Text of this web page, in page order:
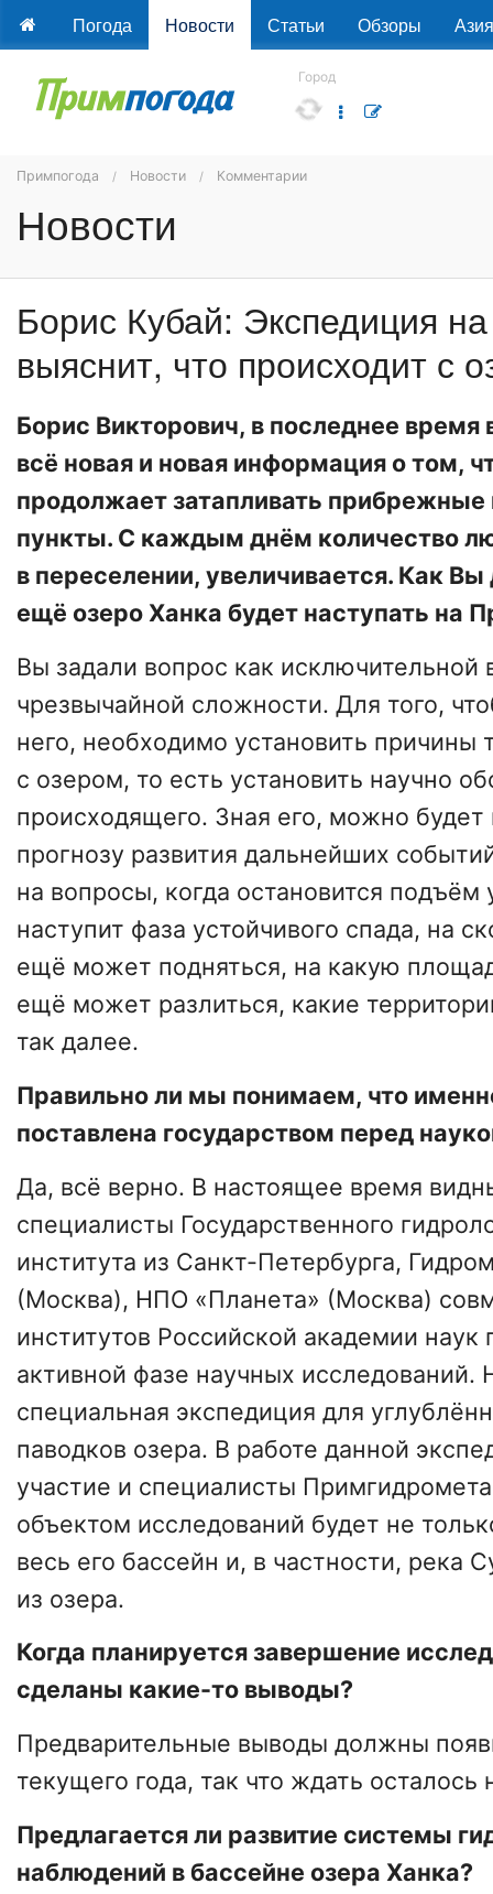
Погода Новости Статьи Обзоры Азия
Город
Примпогода Новости Комментарии
Новости
Борис Кубай: Экспедиция
выяснит, что происходит с
Борис Викторович, в последнее время
всё новая и новая информация о том,
продолжает затапливать
пункты. С каждым днём количество
в переселении, увеличивается. Как
ещё озеро Ханка будет наступать на
Вы задали вопрос как исключительной
чрезвычайной сложности. Для того,
него, необходимо установить причины
с озером, то есть установить научно
происходящего. Зная его, можно будет
прогнозу развития дальнейших
на вопросы, когда остановится подъём
наступит фаза устойчивого спада, на
ещё может подняться, на какую
ещё может разлиться, какие
так далее.
Правильно ли мы понимаем, что
поставлена государством перед
Да, всё верно. В настоящее время
специалисты Государственного
института из Санкт-Петербурга,
(Москва), НПО «Планета» (Москва)
институтов Российской академии наук
активной фазе научных исследований.
специальная экспедиция для
паводков озера. В работе данной
участие и специалисты
объектом исследований будет не
весь его бассейн и, в частности, река
из озера.
Когда планируется завершение
сделаны какие-то выводы?
Предварительные выводы должны
текущего года, так что ждать осталось
Предлагается ли развитие системы
наблюдений в бассейне озера Ханка?